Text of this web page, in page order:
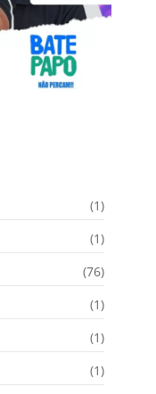
(1)
(1)
(76)
(1)
(1)
(1)